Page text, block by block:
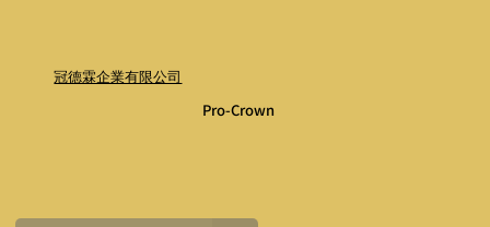
冠德霖企業有限公司
Pro-Crown